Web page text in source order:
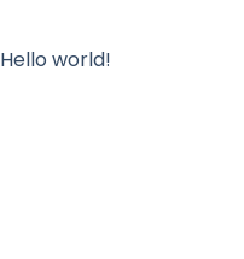
Hello world!